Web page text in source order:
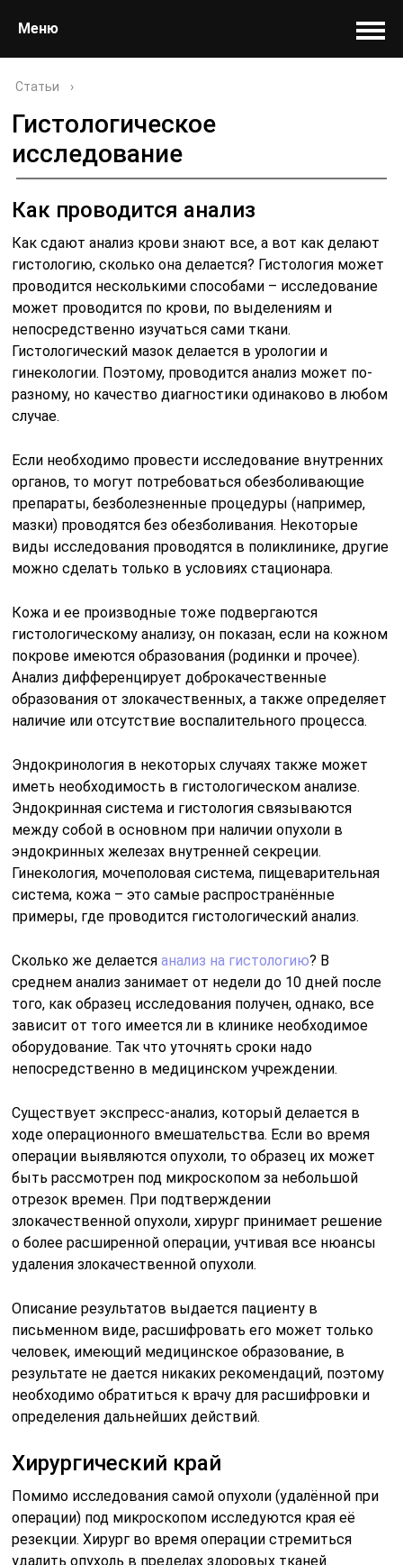
Меню
Статьи ›
Гистологическое
исследование
Как проводится анализ
Как сдают анализ крови знают все, а вот как делают
гистологию, сколько она делается? Гистология может
проводится несколькими способами – исследование
может проводится по крови, по выделениям и
непосредственно изучаться сами ткани.
Гистологический мазок делается в урологии и
гинекологии. Поэтому, проводится анализ может по-
разному, но качество диагностики одинаково в любом
случае.
Если необходимо провести исследование внутренних
органов, то могут потребоваться обезболивающие
препараты, безболезненные процедуры (например,
мазки) проводятся без обезболивания. Некоторые
виды исследования проводятся в поликлинике, другие
можно сделать только в условиях стационара.
Кожа и ее производные тоже подвергаются
гистологическому анализу, он показан, если на кожном
покрове имеются образования (родинки и прочее).
Анализ дифференцирует доброкачественные
образования от злокачественных, а также определяет
наличие или отсутствие воспалительного процесса.
Эндокринология в некоторых случаях также может
иметь необходимость в гистологическом анализе.
Эндокринная система и гистология связываются
между собой в основном при наличии опухоли в
эндокринных железах внутренней секреции.
Гинекология, мочеполовая система, пищеварительная
система, кожа – это самые распространённые
примеры, где проводится гистологический анализ.
Сколько же делаетсяанализ на гистологию? В
среднем анализ занимает от недели до 10 дней после
того, как образец исследования получен, однако, все
зависит от того имеется ли в клинике необходимое
оборудование. Так что уточнять сроки надо
непосредственно в медицинском учреждении.
Существует экспресс-анализ, который делается в
ходе операционного вмешательства. Если во время
операции выявляются опухоли, то образец их может
быть рассмотрен под микроскопом за небольшой
отрезок времен. При подтверждении
злокачественной опухоли, хирург принимает решение
о более расширенной операции, учтивая все нюансы
удаления злокачественной опухоли.
Описание результатов выдается пациенту в
письменном виде, расшифровать его может только
человек, имеющий медицинское образование, в
результате не дается никаких рекомендаций, поэтому
необходимо обратиться к врачу для расшифровки и
определения дальнейших действий.
Хирургический край
Помимо исследования самой опухоли (удалённой при
операции) под микроскопом исследуются края её
резекции. Хирург во время операции стремиться
удалить опухоль в пределах здоровых тканей.